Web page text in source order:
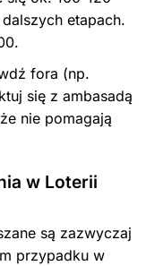
etapach.
fora (np.
się z ambasadą
nie pomagają
w Loterii
są zazwyczaj
przypadku w